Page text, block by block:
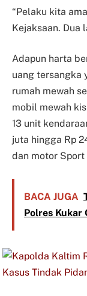
“Pelaku kita
Kejaksaan. Dua
Adapun harta
uang tersangka
rumah mewah
mobil mewah
13 unit
juta hingga Rp
dan motor Sport
BACA JUGA
Polres Kukar